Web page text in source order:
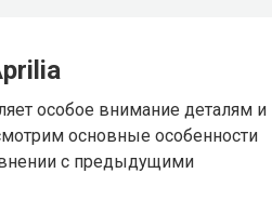
особое внимание деталям и
основные особенности
с предыдущими